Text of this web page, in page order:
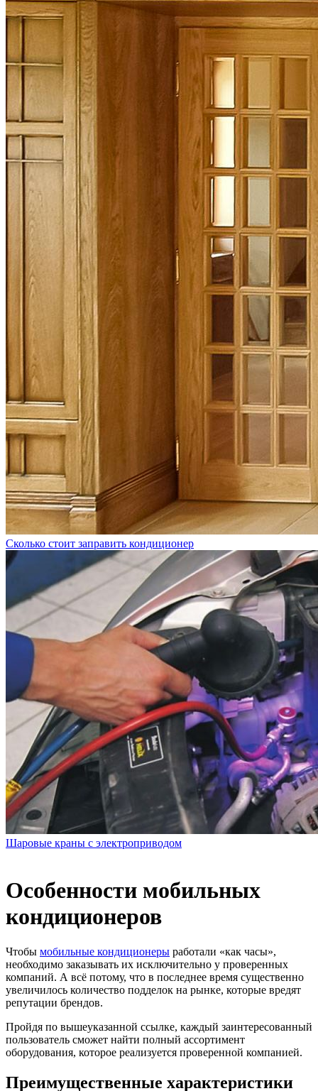
Сколько стоит заправить кондиционер
Шаровые краны с электроприводом
Особенности мобильных
кондиционеров
Чтобы мобильные кондиционеры работали «как часы»,
необходимо заказывать их исключительно у проверенных
компаний. А всё потому, что в последнее время существенно
увеличилось количество подделок на рынке, которые вредят
репутации брендов.
Пройдя по вышеуказанной ссылке, каждый заинтересованный
пользователь сможет найти полный ассортимент
оборудования, которое реализуется проверенной компанией.
Преимущественные характеристики